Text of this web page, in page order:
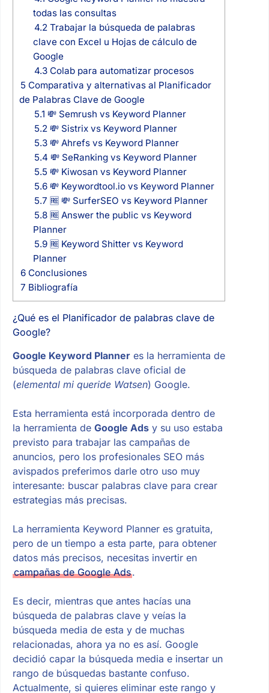
todas las consultas
4.2Trabajar la búsqueda de palabras
clave con Excel u Hojas de cálculo de
Google
4.3Colab para automatizar procesos
5 Comparativa y alternativas al Planificador
de Palabras Clave de Google
5.1 💸 Semrush vs Keyword Planner
5.2💸 Sistrix vs Keyword Planner
5.3💸 Ahrefs vs Keyword Planner
5.4 💸 SeRanking vs Keyword Planner
5.5 💸 Kiwosan vs Keyword Planner
5.6💸 Keywordtool.io vs Keyword Planner
5.7 🆓 💸 SurferSEO vs Keyword Planner
5.8🆓 Answer the public vs Keyword
Planner
5.9🆓 Keyword Shitter vs Keyword
Planner
6Conclusiones
7 Bibliografía
¿Qué es el Planificador de palabras clave de
Google?
Google Keyword Planneres la herramienta de
búsqueda de palabras clave oficial de
(elemental mi queride Watsen) Google.
Esta herramienta está incorporada dentro de
la herramienta de Google Adsy su uso estaba
previsto para trabajar las campañas de
anuncios, pero los profesionales SEO más
avispados preferimos darle otro uso muy
interesante: buscar palabras clave para crear
estrategias más precisas.
La herramienta Keyword Planner es gratuita,
pero de un tiempo a esta parte, para obtener
datos más precisos, necesitas invertir en
campañas de Google Ads.
Es decir, mientras que antes hacías una
búsqueda de palabras clave y veías la
búsqueda media de esta y de muchas
relacionadas, ahora ya no es así. Google
decidió capar la búsqueda media e insertar un
rango de búsquedas bastante confuso.
Actualmente, si quieres eliminar este rango y